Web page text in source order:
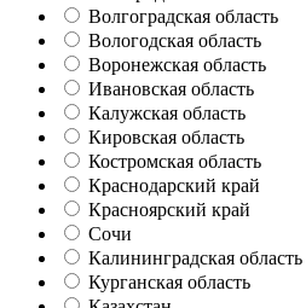
Волгоградская область
Вологодская область
Воронежская область
Ивановская область
Калужская область
Кировская область
Костромская область
Краснодарский край
Красноярский край
Сочи
Калининградская область
Курганская область